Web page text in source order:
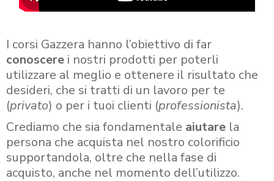
I corsi Gazzera hanno l’obiettivo di far
conoscere i nostri prodotti per poterli
utilizzare al meglio e ottenere il risultato che
desideri, che si tratti di un lavoro per te
(privato) o per i tuoi clienti (professionista).
Crediamo che sia fondamentale aiutare la
persona che acquista nel nostro colorificio
supportandola, oltre che nella fase di
acquisto, anche nel momento dell’utilizzo.